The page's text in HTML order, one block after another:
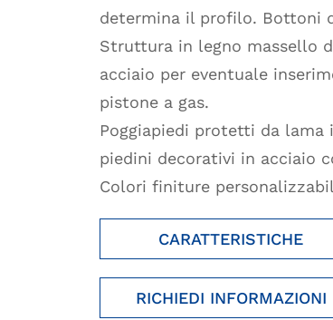
determina il profilo. Bottoni
Struttura in legno massello
acciaio per eventuale
pistone a gas.
Poggiapiedi protetti da
piedini decorativi in acciaio
Colori finiture
CARATTERISTICHE
RICHIEDI INFORMAZIONI